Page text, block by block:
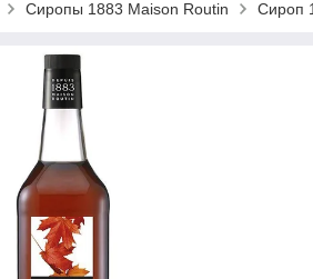
Сиропы 1883 Maison Routin Сироп